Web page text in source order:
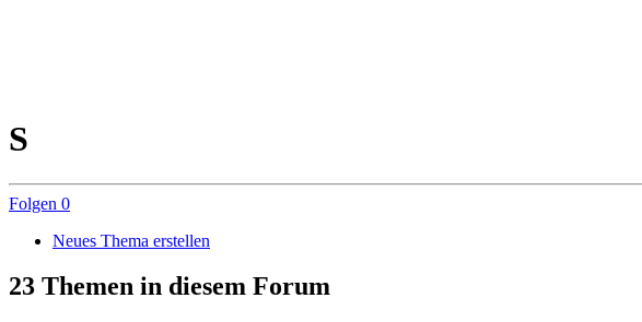
S
Folgen 0
Neues Thema erstellen
23 Themen in diesem Forum